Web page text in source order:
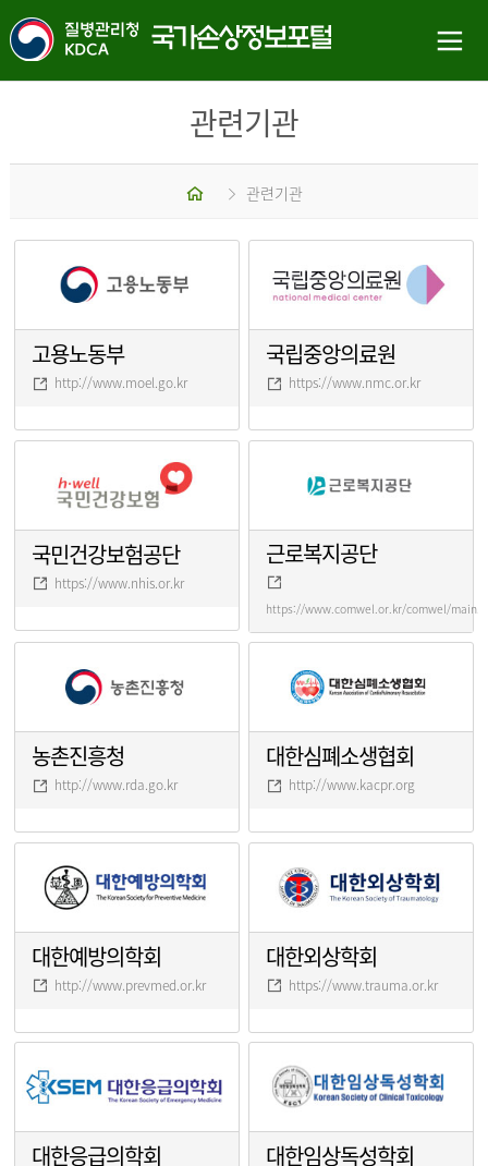
관련기관
홈 관련기관
고용노동부
http://www.moel.go.kr
국립중앙의료원
https://www.nmc.or.kr
국민건강보험공단
https://www.nhis.or.kr
근로복지공단
https://www.comwel.or.kr/comwel/
농촌진흥청
http://www.rda.go.kr
대한심폐소생협회
http://www.kacpr.org
대한예방의학회
http://www.prevmed.or.kr
대한외상학회
https://www.trauma.or.kr
대한응급의학회 대한임상독성학회